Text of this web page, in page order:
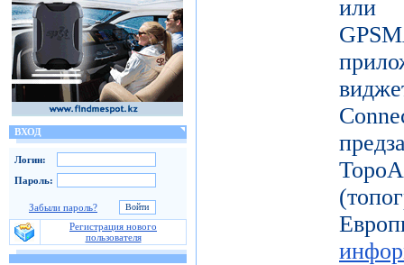
ВХОД
Логин:
Пароль:
Забыли пароль?
Регистрация нового
пользователя
или